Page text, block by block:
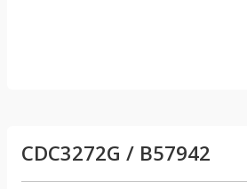
CDC3272G / B57942